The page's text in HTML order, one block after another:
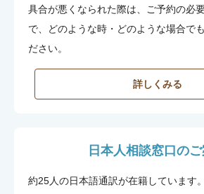
具合が悪くなられた際は、ご予約の必
で、どのような時・どのような場合で
ださい。
詳しくみる
日本人相談窓口の
約25人の日本語通訳が在籍しています